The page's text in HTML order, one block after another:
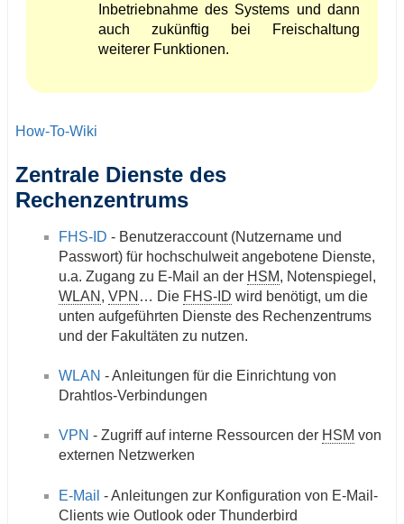
Inbetriebnahme des Systems und dann
auch zukünftig bei Freischaltung
weiterer Funktionen.
How-To-Wiki
Zentrale Dienste des
Rechenzentrums
FHS-ID - Benutzeraccount (Nutzername und
Passwort) für hochschulweit angebotene Dienste,
u.a. Zugang zu E-Mail an der HSM, Notenspiegel,
WLAN , VPN … Die FHS-ID wird benötigt, um die
unten aufgeführten Dienste des Rechenzentrums
und der Fakultäten zu nutzen.
WLAN - Anleitungen für die Einrichtung von
Drahtlos-Verbindungen
VPN - Zugriff auf interne Ressourcen der HSM von
externen Netzwerken
E-Mail - Anleitungen zur Konfiguration von E-Mail-
Clients wie Outlook oder Thunderbird